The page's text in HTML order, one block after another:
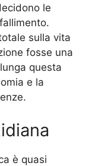
le
sulla vita
fosse una
questa
e la
è quasi